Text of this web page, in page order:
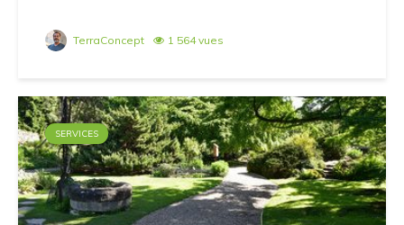
TerraConcept 1 564 vues
SERVICES